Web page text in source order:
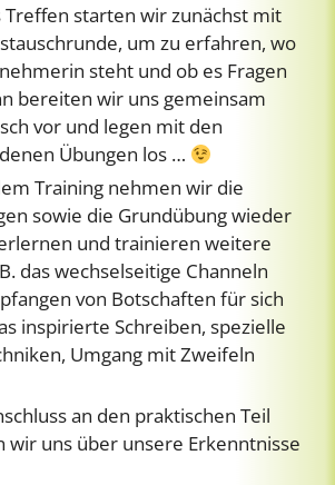
Treffen starten wir zunächst mit
um zu erfahren, wo
steht und ob es Fragen
bereiten wir uns gemeinsam
vor und legen mit den
Übungen los …
Training nehmen wir die
sowie die Grundübung wieder
und trainieren weitere
das wechselseitige Channeln
von Botschaften für sich
inspirierte Schreiben, spezielle
Umgang mit Zweifeln
an den praktischen Teil
wir uns über unsere Erkenntnisse